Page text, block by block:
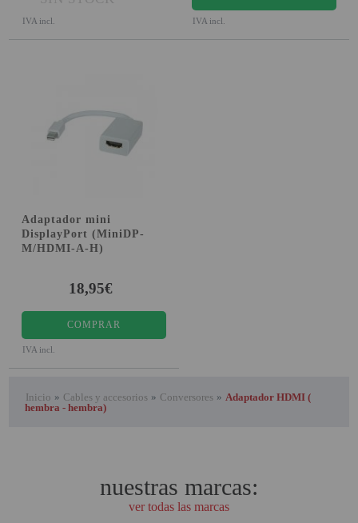
SOPORTE PARA PROYECTOR
Atención Pedidos:
951 10 21 22
Lunes a Viernes: 9.00h a 15.30h
soporte@proyectorbarato.com
IVA incl. IVA incl.
Adaptador mini
DisplayPort (MiniDP-
M/HDMI-A-H)
18,95€
COMPRAR
IVA incl.
Inicio » Cables y accesorios » Conversores » Adaptador HDMI (
hembra - hembra)
nuestras marcas:
ver todas las marcas